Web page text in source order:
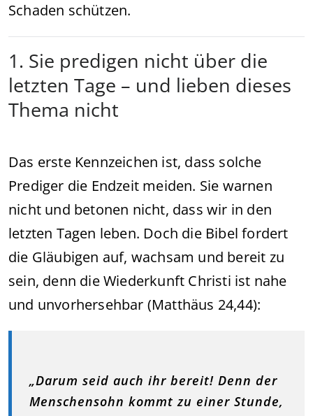
Schaden schützen.
1. Sie predigen nicht über die
letzten Tage – und lieben dieses
Thema nicht
Das erste Kennzeichen ist, dass solche
Prediger die Endzeit meiden. Sie warnen
nicht und betonen nicht, dass wir in den
letzten Tagen leben. Doch die Bibel fordert
die Gläubigen auf, wachsam und bereit zu
sein, denn die Wiederkunft Christi ist nahe
und unvorhersehbar (Matthäus 24,44):
„Darum seid auch ihr bereit! Denn der
Menschensohn kommt zu einer Stunde,